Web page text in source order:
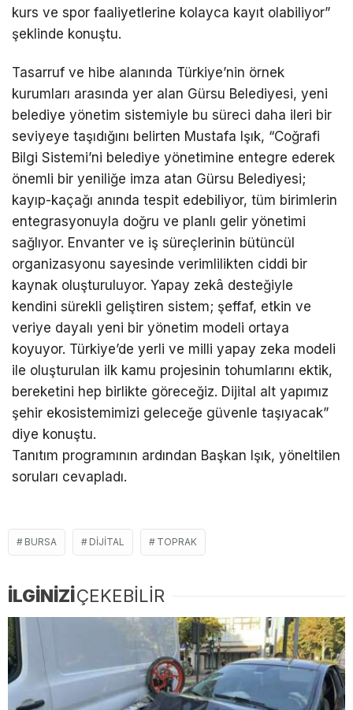
kurs ve spor faaliyetlerine kolayca kayıt olabiliyor”
şeklinde konuştu.
Tasarruf ve hibe alanında Türkiye’nin örnek
kurumları arasında yer alan Gürsu Belediyesi, yeni
belediye yönetim sistemiyle bu süreci daha ileri bir
seviyeye taşıdığını belirten Mustafa Işık, “Coğrafi
Bilgi Sistemi’ni belediye yönetimine entegre ederek
önemli bir yeniliğe imza atan Gürsu Belediyesi;
kayıp-kaçağı anında tespit edebiliyor, tüm birimlerin
entegrasyonuyla doğru ve planlı gelir yönetimi
sağlıyor. Envanter ve iş süreçlerinin bütüncül
organizasyonu sayesinde verimlilikten ciddi bir
kaynak oluşturuluyor. Yapay zekâ desteğiyle
kendini sürekli geliştiren sistem; şeffaf, etkin ve
veriye dayalı yeni bir yönetim modeli ortaya
koyuyor. Türkiye’de yerli ve milli yapay zeka modeli
ile oluşturulan ilk kamu projesinin tohumlarını ektik,
bereketini hep birlikte göreceğiz. Dijital alt yapımız
şehir ekosistemimizi geleceğe güvenle taşıyacak”
diye konuştu.
Tanıtım programının ardından Başkan Işık, yöneltilen
soruları cevapladı.
BURSA DIJITAL TOPRAK
İLGİNİZİÇEKEBİLİR